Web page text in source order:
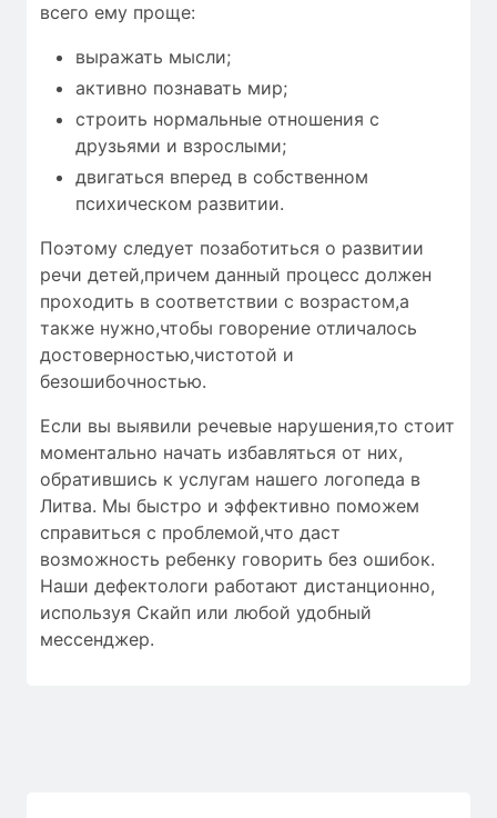
всего ему проще:
выражать мысли;
активно познавать мир;
строить нормальные отношения с
друзьями и взрослыми;
двигаться вперед в собственном
психическом развитии.
Поэтому следует позаботиться о развитии
речи детей,причем данный процесс должен
проходить в соответствии с возрастом,а
также нужно,чтобы говорение отличалось
достоверностью,чистотой и
безошибочностью.
Если вы выявили речевые нарушения,то стоит
моментально начать избавляться от них,
обратившись к услугам нашего логопеда в
Литва. Мы быстро и эффективно поможем
справиться с проблемой,что даст
возможность ребенку говорить без ошибок.
Наши дефектологи работают дистанционно,
используя Скайп или любой удобный
мессенджер.